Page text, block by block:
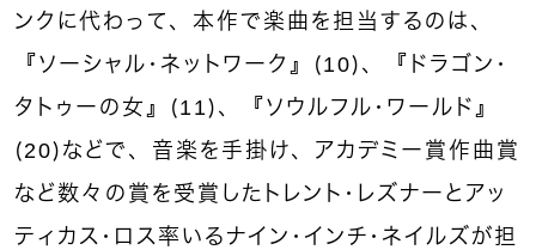
ンクに代わって、本作で楽曲を担当するのは、
『ソーシャル・ネットワーク』（10）、『ドラゴン・
タトゥーの女』（11）、『ソウルフル・ワールド』
（20）などで、音楽を手掛け、アカデミー賞作曲賞
など数々の賞を受賞したトレント・レズナーとアッ
ティカス・ロス率いるナイン・インチ・ネイルズが担